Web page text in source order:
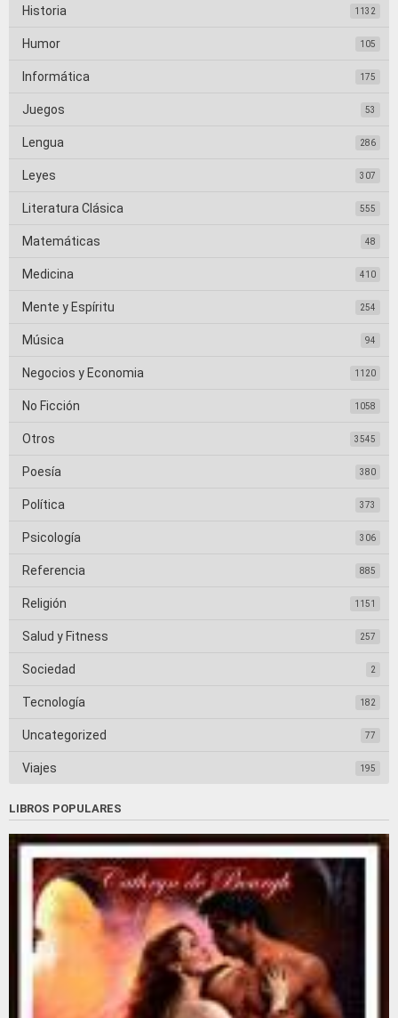
Historia 1132
Humor 105
Informática 175
Juegos 53
Lengua 286
Leyes 307
Literatura Clásica 555
Matemáticas 48
Medicina 410
Mente y Espíritu 254
Música 94
Negocios y Economia 1120
No Ficción 1058
Otros 3545
Poesía 380
Política 373
Psicología 306
Referencia 885
Religión 1151
Salud y Fitness 257
Sociedad 2
Tecnología 182
Uncategorized 77
Viajes 195
LIBROS POPULARES